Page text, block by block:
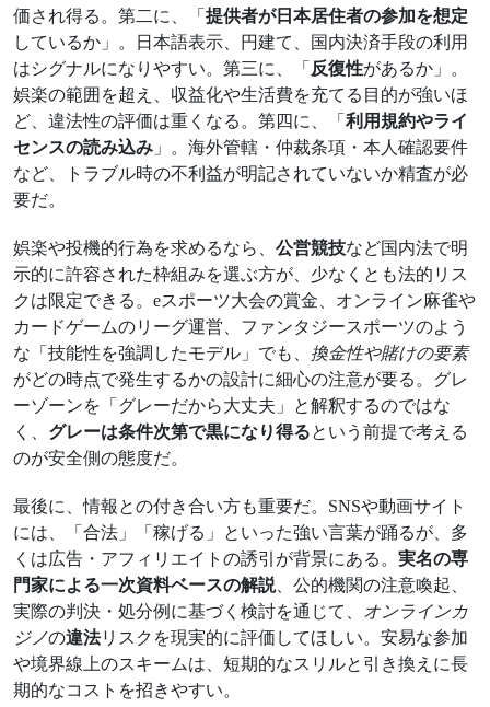
価され得る。第二に、「 提供者が日本居住者の参加を想定
しているか」。日本語表示、円建て、国内決済手段の利用
はシグナルになりやすい。第三に、「 反復性があるか」。
娯楽の範囲を超え、収益化や生活費を充てる目的が強いほ
ど、違法性の評価は重くなる。第四に、「 利用規約やライ
センスの読み込み 」。海外管轄・仲裁条項・本人確認要件
など、トラブル時の不利益が明記されていないか精査が必
要だ。
娯楽や投機的行為を求めるなら、 公営競技など国内法で明
示的に許容された枠組みを選ぶ方が、少なくとも法的リス
クは限定できる。eスポーツ大会の賞金、オンライン麻雀や
カードゲームのリーグ運営、ファンタジースポーツのよう
な「技能性を強調したモデル」でも、 換金性や賭けの要素
がどの時点で発生するかの設計に細心の注意が要る。グレ
ーゾーンを「グレーだから大丈夫」と解釈するのではな
く、 グレーは条件次第で黒になり得るという前提で考える
のが安全側の態度だ。
最後に、情報との付き合い方も重要だ。SNSや動画サイト
には、「合法」「稼げる」といった強い言葉が踊るが、多
くは広告・アフィリエイトの誘引が背景にある。 実名の専
門家による一次資料ベースの解説、公的機関の注意喚起、
実際の判決・処分例に基づく検討を通じて、 オンラインカ
ジノの違法リスクを現実的に評価してほしい。安易な参加
や境界線上のスキームは、短期的なスリルと引き換えに長
期的なコストを招きやすい。